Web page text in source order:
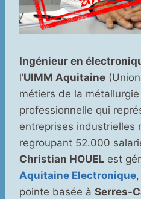
Ingénieur en
l’UIMM Aquitaine
métiers de la
professionnelle qui
entreprises industrielles
regroupant 52.000
Christian HOUEL est
Aquitaine Electronique
pointe basée à Serres-